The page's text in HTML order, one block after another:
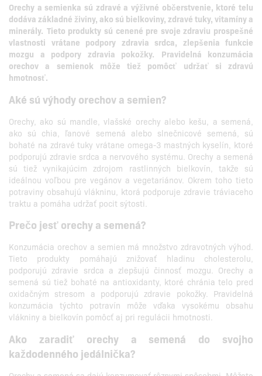
Orechy a semienka sú zdravé a výživné občerstvenie, ktoré telu
dodáva základné živiny, ako sú bielkoviny, zdravé tuky, vitamíny a
minerály. Tieto produkty sú cenené pre svoje zdraviu prospešné
vlastnosti vrátane podpory zdravia srdca, zlepšenia funkcie
mozgu a podpory zdravia pokožky.
Pravidelná konzumácia
orechov a semienok môže tiež pomôcť udržať si zdravú
hmotnosť.
Aké sú výhody orechov a semien?
Orechy, ako sú mandle, vlašské orechy alebo kešu, a semená,
ako sú chia, ľanové semená alebo slnečnicové semená, sú
bohaté na zdravé tuky vrátane omega-3 mastných kyselín, ktoré
podporujú zdravie srdca a nervového systému. Orechy a semená
sú tiež vynikajúcim zdrojom rastlinných bielkovín, takže sú
ideálnou voľbou pre vegánov a vegetariánov. Okrem toho tieto
potraviny obsahujú vlákninu, ktorá podporuje zdravie tráviaceho
traktu a pomáha udržať pocit sýtosti.
Prečo jesť orechy a semená?
Konzumácia orechov a semien má množstvo zdravotných výhod.
Tieto produkty pomáhajú znižovať hladinu cholesterolu,
podporujú zdravie srdca a zlepšujú činnosť mozgu. Orechy a
semená sú tiež bohaté na antioxidanty, ktoré chránia telo pred
oxidačným stresom a podporujú zdravie pokožky. Pravidelná
konzumácia týchto potravín môže vďaka vysokému obsahu
vlákniny a bielkovín pomôcť aj pri regulácii hmotnosti.
Ako zaradiť orechy a semená do svojho
každodenného jedálnička?